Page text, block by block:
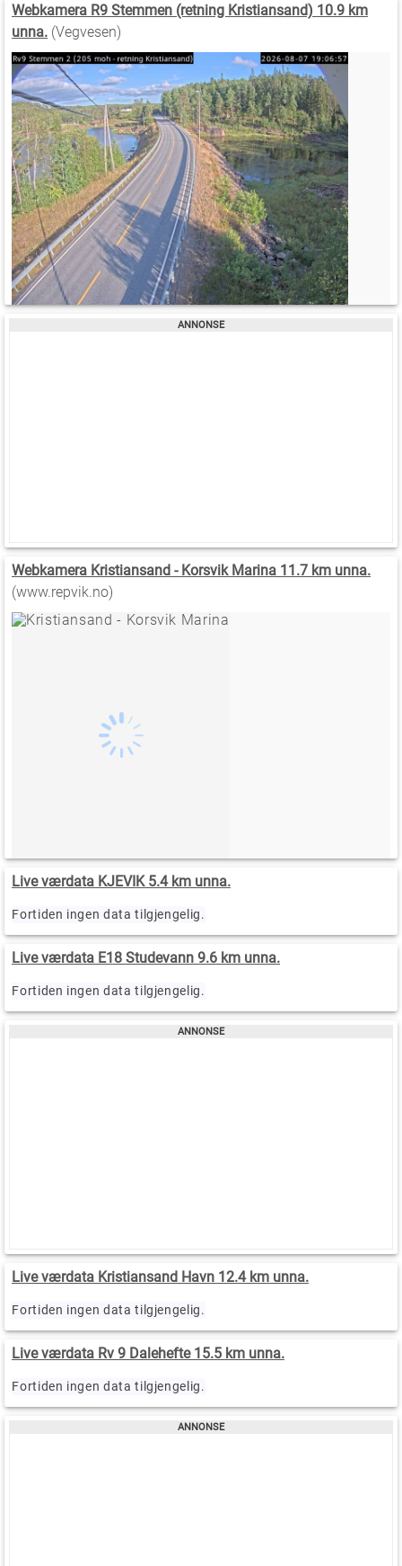
Webkamera R9 Stemmen (retning Kristiansand) 10.9 km
unna. (Vegvesen)
Webkamera Kristiansand - Korsvik Marina 11.7 km unna.
(www.repvik.no)
Live værdata KJEVIK 5.4 km unna.
Fortiden ingen data tilgjengelig.
Live værdata E18 Studevann 9.6 km unna.
Fortiden ingen data tilgjengelig.
Live værdata Kristiansand Havn 12.4 km unna.
Fortiden ingen data tilgjengelig.
Live værdata Rv 9 Dalehefte 15.5 km unna.
Fortiden ingen data tilgjengelig.